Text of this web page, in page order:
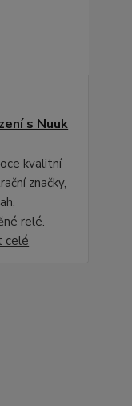
s Nuuk
kvalitní
značky,
relé.
celé